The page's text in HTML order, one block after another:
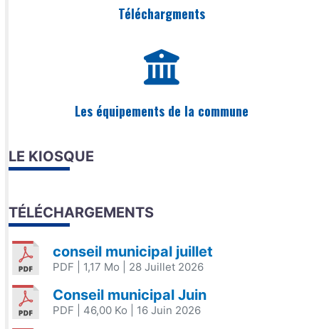
Téléchargments
Les équipements de la commune
LE KIOSQUE
TÉLÉCHARGEMENTS
conseil municipal juillet
PDF | 1,17 Mo | 28 Juillet 2026
Conseil municipal Juin
PDF | 46,00 Ko | 16 Juin 2026